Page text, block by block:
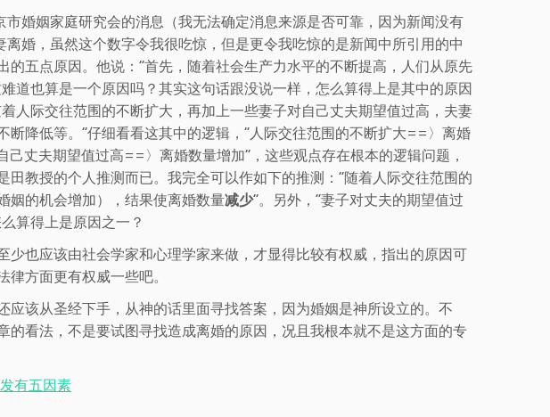
婚姻家庭研究会的消息（我无法确定消息来源是否可靠，因为新闻没有
婚，虽然这个数字令我很吃惊，但是更令我吃惊的是新闻中所引用的中
五点原因。他说：“首先，随着社会生产力水平的不断提高，人们从原先
道也算是一个原因吗？其实这句话跟没说一样，怎么算得上是其中的原因
人际交往范围的不断扩大，再加上一些妻子对自己丈夫期望值过高，夫妻
降低等。”仔细看看这其中的逻辑，“人际交往范围的不断扩大==〉离婚
丈夫期望值过高==〉离婚数量增加”，这些观点存在根本的逻辑问题，
教授的个人推测而已。我完全可以作如下的推测：“随着人际交往范围的
姻的机会增加），结果使离婚数量减少”。另外，“妻子对丈夫的期望值过
算得上是原因之一？
也应该由社会学家和心理学家来做，才显得比较有权威，指出的原因可
方面更有权威一些吧。
该从圣经下手，从神的话里面寻找答案，因为婚姻是神所设立的。不
看法，不是要试图寻找造成离婚的原因，况且我根本就不是这方面的专
有五因素